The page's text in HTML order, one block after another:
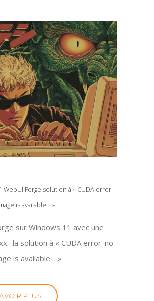
WebUI Forge solution à « CUDA error:
is available… »
sur Windows 11 avec une
: la solution à « CUDA error: no
is available… »
PLUS